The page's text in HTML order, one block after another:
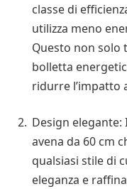
classe di
utilizza meno
Questo non solo
bolletta
ridurre l’impatto
Design
avena da 60 cm
qualsiasi stile di
eleganza e